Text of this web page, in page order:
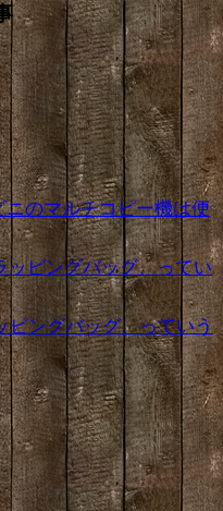
ニのマルチコピー機は便
ピングバッグ、っていう